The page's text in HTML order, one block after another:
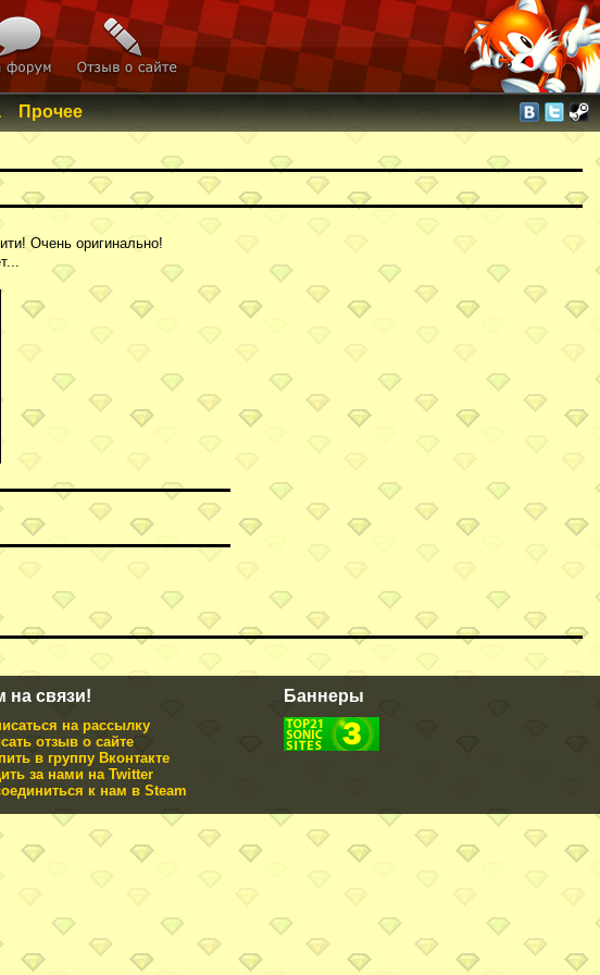
Прочее
Очень оригинально!
на связи!
на рассылку
отзыв о сайте
в группу Вконтакте
за нами на Twitter
к нам в Steam
Баннеры